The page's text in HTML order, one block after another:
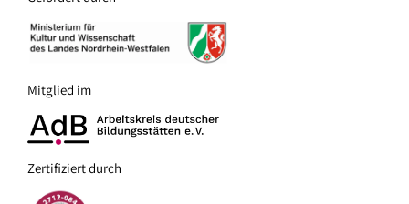
Mitglied im
Zertifiziert durch